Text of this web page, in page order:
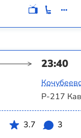
23:40
Р-217
3.7 3